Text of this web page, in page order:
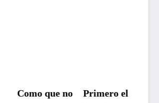
Como que no
Primero el